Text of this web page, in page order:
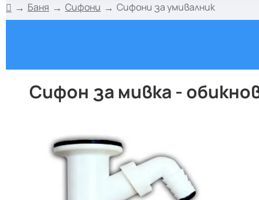
h
Баня Сифони Сифони за умивалник
Сифон за мивка -